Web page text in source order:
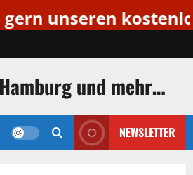
kostenlosen
und mehr…
NEWSLETTER